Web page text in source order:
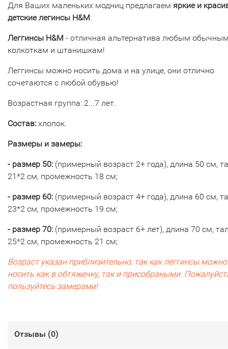
Для Ваших маленьких модниц предлагаем яркие и
детские легинсы H&M.
Леггинсы H&M - отличная альтернатива любым
колкоткам и штанишкам!
Леггинсы можно носить дома и на улице, они отлично
сочетаются с любой обувью!
Возрастная группа: 2...7 лет.
Состав: хлопок.
Размеры и замеры:
- размер 50: (примерный возраст 2+ года), длина 50 см,
21*2 см, промежность 18 см;
- размер 60: (примерный возраст 4+ года), длина 60 см,
23*2 см, промежность 19 см;
- размер 70: (примерный возраст 6+ лет), длина 70 см,
25*2 см, промежность 21 см;
Возраст указан приблизительно, так как леггинсы можно
носить как в обтяжечку, так и присобраными.
пользуйтесь замерами!
Отзывы (0)